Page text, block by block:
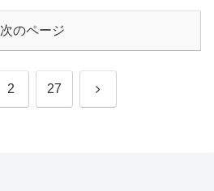
次のページ
2 27 次